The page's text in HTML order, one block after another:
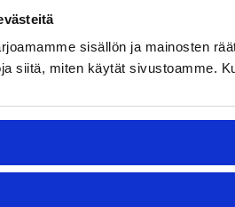
sisällön ja mainosten
siitä, miten käytät sivustoamme.